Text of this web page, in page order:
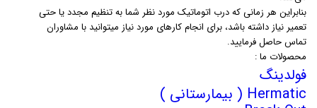
بنابراین هر زمانی که درب اتوماتیک مورد نظر شما به تنظیم مجدد یا حتی
تعمیر نیاز داشته باشد، برای انجام کارهای مورد نیاز میتوانید با مشاوران
تماس حاصل فرمایید.
محصولات ما :
فولدینگ
Hermatic ( بیمارستانی )